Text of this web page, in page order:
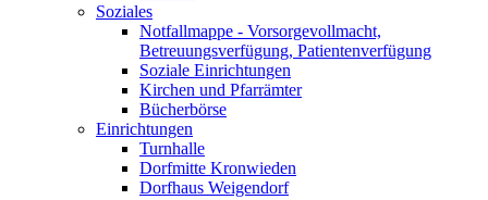
Soziales
Notfallmappe - Vorsorgevollmacht,
Betreuungsverfügung, Patientenverfügung
Soziale Einrichtungen
Kirchen und Pfarrämter
Bücherbörse
Einrichtungen
Turnhalle
Dorfmitte Kronwieden
Dorfhaus Weigendorf